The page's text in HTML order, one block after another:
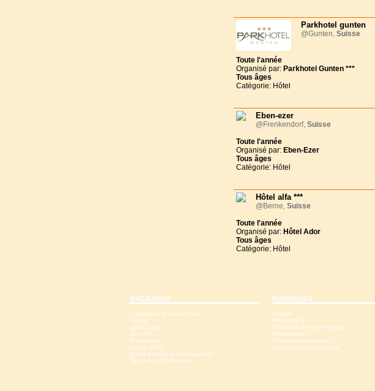
Parkhotel gunten
@Gunten, Suisse
Toute l'année
Organisé par: Parkhotel Gunten ***
Tous âges
Catégorie: Hôtel
Eben-ezer
@Frenkendorf, Suisse
Toute l'année
Organisé par: Eben-Ezer
Tous âges
Catégorie: Hôtel
Hôtel alfa ***
@Berne, Suisse
Toute l'année
Organisé par: Hôtel Ador
Tous âges
Catégorie: Hôtel
MAGAZINES
Christianisme Aujourd'hui
Family
SpirituElles
Just 4U
Trampoline
Family-FIPS
Quart d'heure pour l'essentiel
Vacances Chrétiennes
RUBRIQUES
Accueil
Présentation
Offres de dernière minute
Rechercher
Accès organisateurs
Commander un numéro